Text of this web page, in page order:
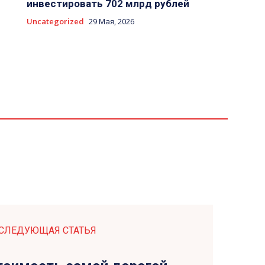
инвестировать 702 млрд рублей
Uncategorized 29 Мая, 2026
СТАТЬЯ